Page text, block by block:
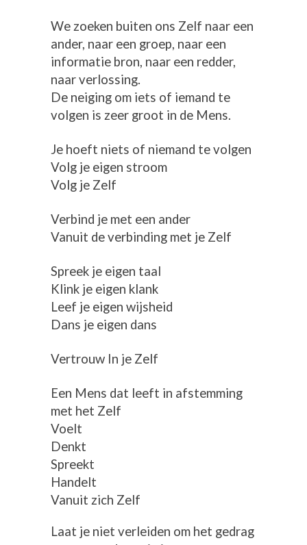
We zoeken buiten ons Zelf naar een
ander, naar een groep, naar een
informatie bron, naar een redder,
naar verlossing.
De neiging om iets of iemand te
volgen is zeer groot in de Mens.
Je hoeft niets of niemand te volgen
Volg je eigen stroom
Volg je Zelf
Verbind je met een ander
Vanuit de verbinding met je Zelf
Spreek je eigen taal
Klink je eigen klank
Leef je eigen wijsheid
Dans je eigen dans
Vertrouw In je Zelf
Een Mens dat leeft in afstemming
met het Zelf
Voelt
Denkt
Spreekt
Handelt
Vanuit zich Zelf
Laat je niet verleiden om het gedrag